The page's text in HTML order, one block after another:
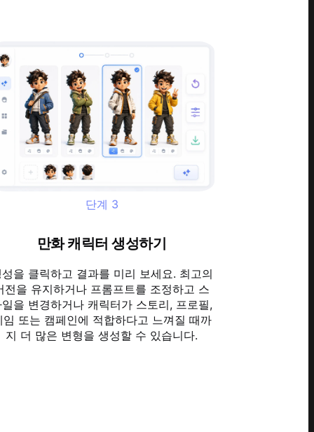
단계 3
만화 캐릭터 생성하기
을 클릭하고 결과를 미리 보세요. 최고의
전을 유지하거나 프롬프트를 조정하고 스
을 변경하거나 캐릭터가 스토리, 프로필,
임 또는 캠페인에 적합하다고 느껴질 때까
지 더 많은 변형을 생성할 수 있습니다.